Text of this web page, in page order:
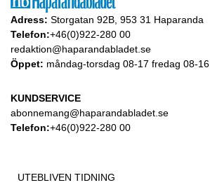
Adress: Storgatan 92B, 953 31 Haparanda
Telefon:+46(0)922-280 00
redaktion@haparandabladet.se
Öppet: måndag-torsdag 08-17 fredag 08-16
KUNDSERVICE
abonnemang@haparandabladet.se
Telefon:+46(0)922-280 00
UTEBLIVEN TIDNING